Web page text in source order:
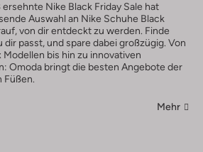
Nike Black Friday Sale hat
Auswahl an Nike Schuhe Black
von dir entdeckt zu werden. Finde
dir passt, und spare dabei großzügig. Von
bis hin zu innovativen
Omoda bringt die besten Angebote der
Füßen.
Mehr